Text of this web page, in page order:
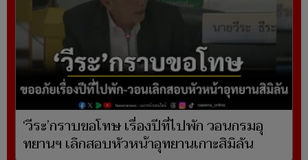
‘วีระ’กราบขอโทษ เรื่องปีที่ไปพัก วอนกรมอุ
ทยานฯ เลิกสอบหัวหน้าอุทยานเกาะสิมิลัน